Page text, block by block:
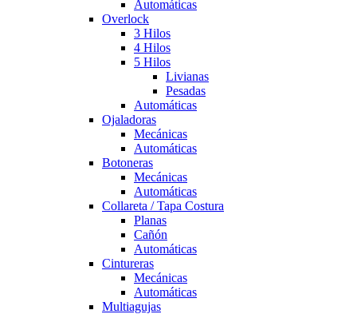
Automáticas
Overlock
3 Hilos
4 Hilos
5 Hilos
Livianas
Pesadas
Automáticas
Ojaladoras
Mecánicas
Automáticas
Botoneras
Mecánicas
Automáticas
Collareta / Tapa Costura
Planas
Cañón
Automáticas
Cintureras
Mecánicas
Automáticas
Multiagujas